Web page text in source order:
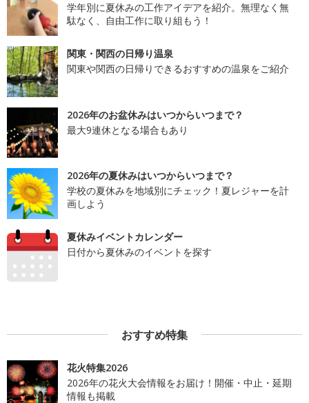
学年別に夏休みの工作アイデアを紹介。無理なく無
駄なく、自由工作に取り組もう！
関東・関西の日帰り温泉
関東や関西の日帰りできるおすすめの温泉をご紹介
2026年のお盆休みはいつからいつまで？
最大9連休となる場合もあり
2026年の夏休みはいつからいつまで？
学校の夏休みを地域別にチェック！夏レジャーを計
画しよう
夏休みイベントカレンダー
日付から夏休みのイベントを探す
おすすめ特集
花火特集2026
2026年の花火大会情報をお届け！開催・中止・延期
情報も掲載